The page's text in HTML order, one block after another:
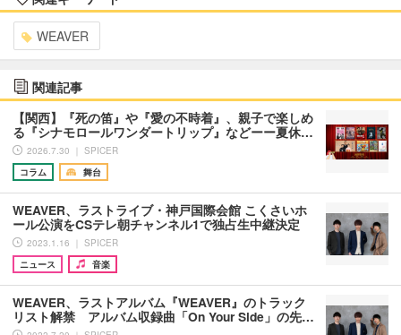
WEAVER
関連記事
【関西】『死の笛』や『愛の不時着』、親子で楽しめ
る『シナモロールワンダートリップ』などーー夏休…
2026.7.30 ｜ SPICER
コラム
舞台
WEAVER、ラストライブ・神戸国際会館 こくさいホ
ール公演をCSテレ朝チャンネル1で独占生中継決定
2023.1.16 ｜ SPICER
ニュース
音楽
WEAVER、ラストアルバム『WEAVER』のトラック
リスト解禁 アルバム収録曲「On Your Side」の先…